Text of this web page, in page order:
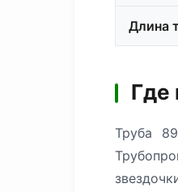
Длина
Где
Труба